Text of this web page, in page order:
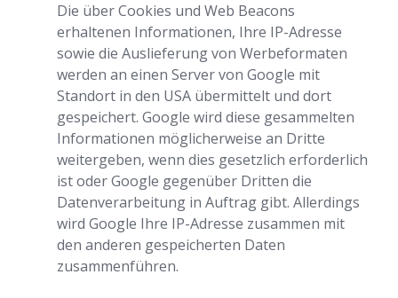
Die über Cookies und Web Beacons
erhaltenen Informationen, Ihre IP-Adresse
sowie die Auslieferung von Werbeformaten
werden an einen Server von Google mit
Standort in den USA übermittelt und dort
gespeichert. Google wird diese gesammelten
Informationen möglicherweise an Dritte
weitergeben, wenn dies gesetzlich erforderlich
ist oder Google gegenüber Dritten die
Datenverarbeitung in Auftrag gibt. Allerdings
wird Google Ihre IP-Adresse zusammen mit
den anderen gespeicherten Daten
zusammenführen.